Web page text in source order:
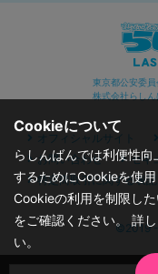
東京都公安委
株式会社らしん
オフィシャルサイト
お問い合わせ
セキ
特定商取引に関する表記
©2019
Cookieについて
らしんばんでは利便性
するためにCookieを使用
Cookieの利用を制限し
をご確認ください。 詳
い。